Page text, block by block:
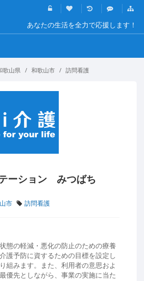
あなたの生活を全力で応援します！
歌山県 和歌山市 訪問看護
ーション みつばち
市 訪問看護
態の軽減・悪化の防止のための療養
護予防に資するための目標を設定し
組みます。また、利用者の意思およ
優先としながら、事業の実施に当た